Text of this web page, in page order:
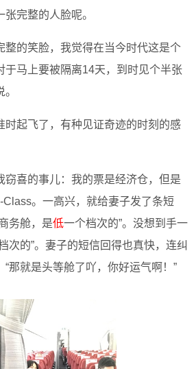
完整的人脸呢。
整的笑脸，我觉得在当今时代这是个
于马上要被隔离14天，到时见个半张
时起飞了，有种见证奇迹的时刻的感
窃喜的事儿：我的票是经济仓，但是
。一高兴，就给妻子发了条短
务舱，是低一个档次的”。没想到手一
次的”。妻子的短信回得也真快，连纠
那就是头等舱了吖，你好运气啊！”